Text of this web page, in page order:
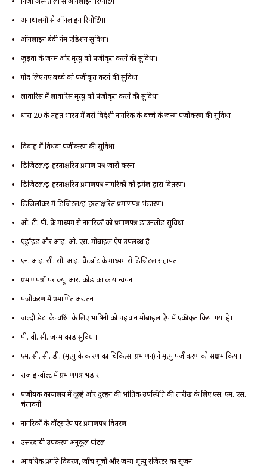
अनाथालयों से ऑनलाइन रिपोर्टिंग।
ऑनलाइन बेबी नेम एडिशन सुविधा।
जुड़वां के जन्म और मृत्यु को पंजीकृत करने की सुविधा।
गोद लिए गए बच्चे को पंजीकृत करने की सुविधा
लावारिस में लावारिस मृत्यु को पंजीकृत करने की सुविधा
धारा 20 के तहत भारत में बसे विदेशी नागरिक के बच्चे के जन्म पंजीकरण की सुविधा
विवाह में विधवा पंजीकरण की सुविधा
डिजिटल/ई-हस्ताक्षरित प्रमाण पत्र जारी करना
डिजिटल/ई-हस्ताक्षरित प्रमाणपत्र नागरिकों को ईमेल द्वारा वितरण।
डिजिलॉकर में डिजिटल/ई-हस्ताक्षरित प्रमाणपत्र भंडारण।
ओ. टी. पी. के माध्यम से नागरिकों को प्रमाणपत्र डाउनलोड सुविधा।
एंड्रॉइड और आई. ओ. एस. मोबाइल ऐप उपलब्ध हैं।
एन. आई. सी. सी. आई. चैटबॉट के माध्यम से डिजिटल सहायता
प्रमाणपत्रों पर क्यू. आर. कोड का कार्यान्वयन
पंजीकरण में प्रमाणित अद्यतन।
जल्दी डेटा कैप्चरिंग के लिए भाषिनी को पहचान मोबाइल ऐप में एकीकृत किया गया है।
पी. वी. सी. जन्म कार्ड सुविधा।
एम. सी. सी. डी. (मृत्यु के कारण का चिकित्सा प्रमाणन) ने मृत्यु पंजीकरण को सक्षम किया।
राज ई-वॉल्ट में प्रमाणपत्र भंडार
पंजीयक कार्यालय में दूल्हे और दुल्हन की भौतिक उपस्थिति की तारीख के लिए एस. एम. एस.
चेतावनी
नागरिकों के वॉट्सऐप पर प्रमाणपत्र वितरण।
उत्तरदायी उपकरण अनुकूल पोर्टल
आवधिक प्रगति विवरण, जाँच सूची और जन्म-मृत्यु रजिस्टर का सृजन